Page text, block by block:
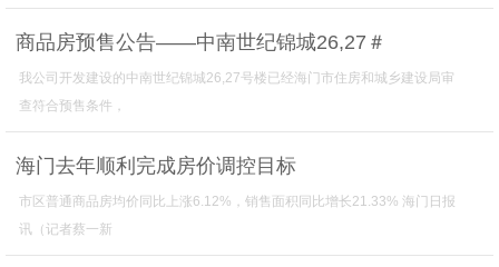
商品房预售公告——中南世纪锦城26,27＃
我公司开发建设的中南世纪锦城26,27号楼已经海门市住房和城乡建设局审
查符合预售条件，
海门去年顺利完成房价调控目标
市区普通商品房均价同比上涨6.12%，销售面积同比增长21.33% 海门日报
讯（记者蔡一新